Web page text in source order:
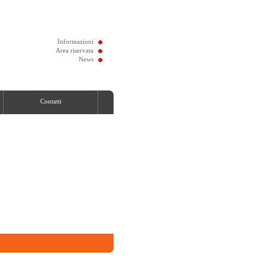
Informazioni
Area riservata
News
Contatti